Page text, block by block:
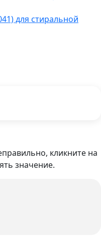
для стиральной
кликните на
значение.